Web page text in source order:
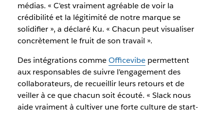
médias. « C'est vraiment agréable de voir la
crédibilité et la légitimité de notre marque se
solidifier », a déclaré Ku. « Chacun peut visualiser
concrètement le fruit de son travail ».
Des intégrations commeOfficevibepermettent
aux responsables de suivre l'engagement des
collaborateurs, de recueillir leurs retours et de
veiller à ce que chacun soit écouté. « Slack nous
aide vraiment à cultiver une forte culture de start-